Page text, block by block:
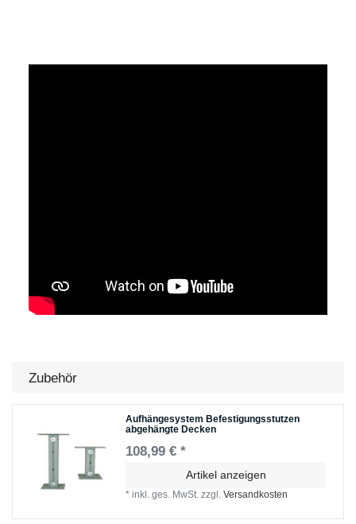
Zubehör
Aufhängesystem Befestigungsstutzen
abgehängte Decken
108,99 € *
Artikel anzeigen
*inkl. ges. MwSt. zzgl.Versandkosten